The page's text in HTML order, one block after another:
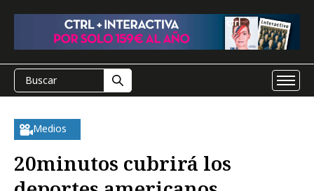
Medios
20minutos cubrirá los